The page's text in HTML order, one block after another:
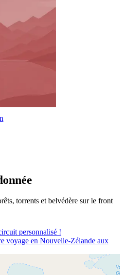
torrents et belvédère sur le front
personnalisé !
voyage en Nouvelle-Zélande aux